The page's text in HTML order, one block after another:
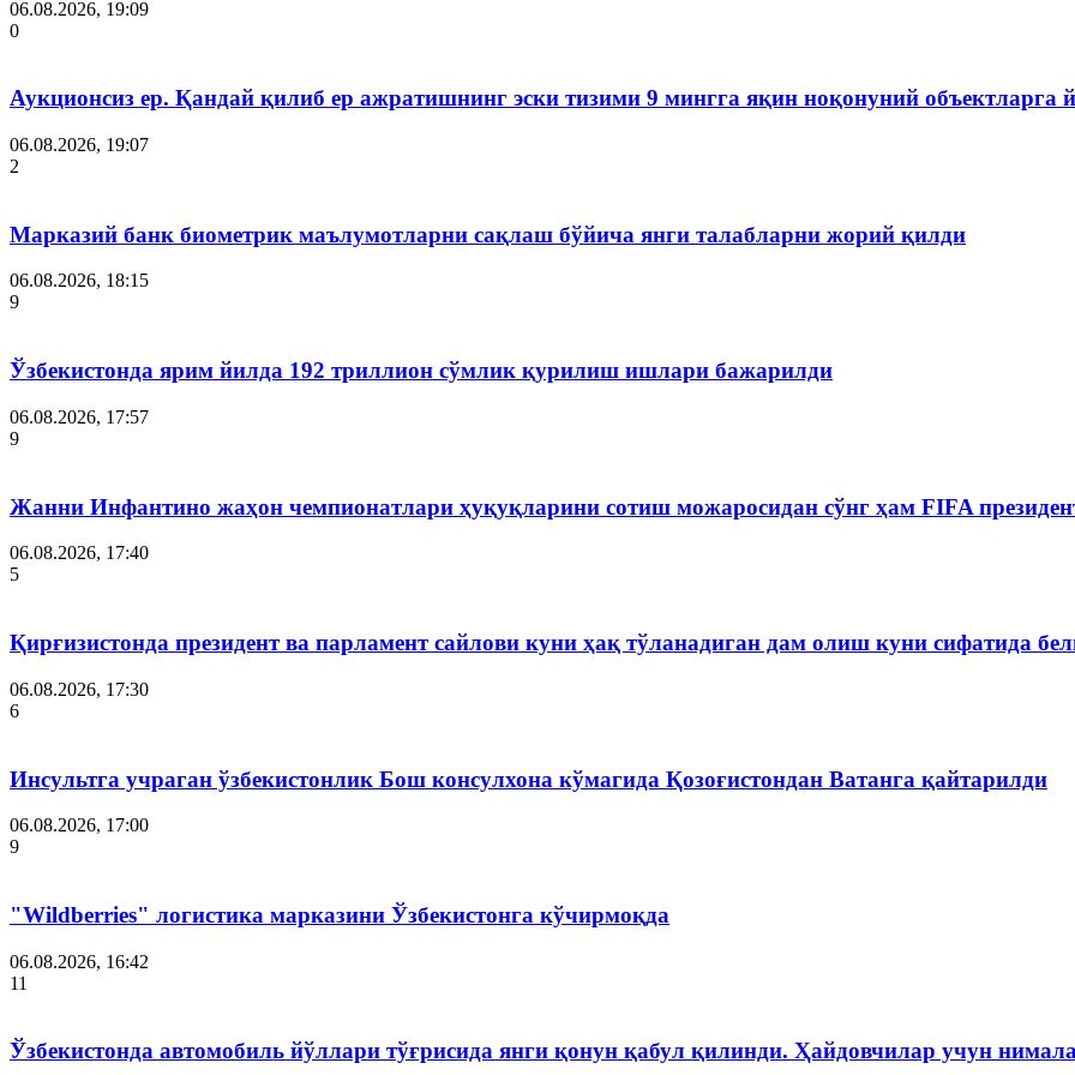
06.08.2026, 19:09
0
Аукционсиз ер. Қандай қилиб ер ажратишнинг эски тизими 9 мингга яқин ноқонуний объектларга
06.08.2026, 19:07
2
Марказий банк биометрик маълумотларни сақлаш бўйича янги талабларни жорий қилди
06.08.2026, 18:15
9
Ўзбекистонда ярим йилда 192 триллион сўмлик қурилиш ишлари бажарилди
06.08.2026, 17:57
9
Жанни Инфантино жаҳон чемпионатлари ҳуқуқларини сотиш можаросидан сўнг ҳам FIFA
06.08.2026, 17:40
5
Қирғизистонда президент ва парламент сайлови куни ҳақ тўланадиган дам олиш куни сифатида
06.08.2026, 17:30
6
Инсультга учраган ўзбекистонлик Бош консулхона кўмагида Қозоғистондан Ватанга қайтарилди
06.08.2026, 17:00
9
"Wildberries" логистика марказини Ўзбекистонга кўчирмоқда
06.08.2026, 16:42
11
Ўзбекистонда автомобиль йўллари тўғрисида янги қонун қабул қилинди. Ҳайдовчилар учун